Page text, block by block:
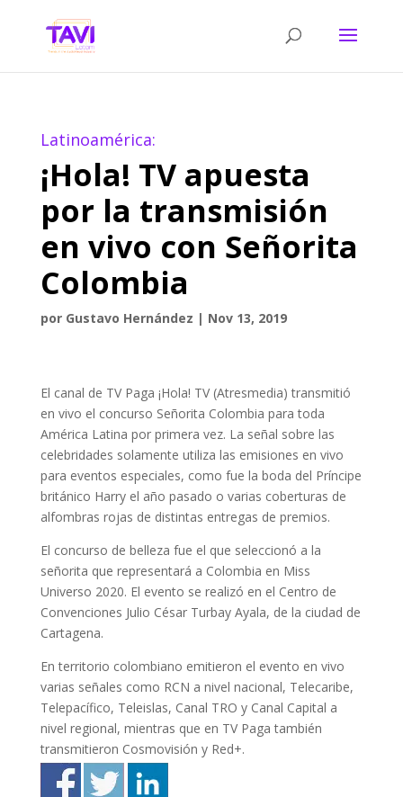
Latinoamérica:
¡Hola! TV apuesta
por la transmisión
en vivo con Señorita
Colombia
por Gustavo Hernández | Nov 13, 2019
El canal de TV Paga ¡Hola! TV (Atresmedia) transmitió
en vivo el concurso Señorita Colombia para toda
América Latina por primera vez. La señal sobre las
celebridades solamente utiliza las emisiones en vivo
para eventos especiales, como fue la boda del Príncipe
británico Harry el año pasado o varias coberturas de
alfombras rojas de distintas entregas de premios.
El concurso de belleza fue el que seleccionó a la
señorita que representará a Colombia en Miss
Universo 2020. El evento se realizó en el Centro de
Convenciones Julio César Turbay Ayala, de la ciudad de
Cartagena.
En territorio colombiano emitieron el evento en vivo
varias señales como RCN a nivel nacional, Telecaribe,
Telepacífico, Teleislas, Canal TRO y Canal Capital a
nivel regional, mientras que en TV Paga también
transmitieron Cosmovisión y Red+.